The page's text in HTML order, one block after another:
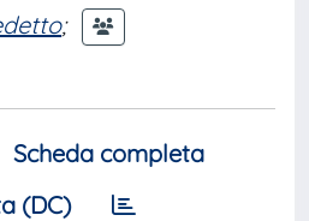
;
Scheda completa
(DC)